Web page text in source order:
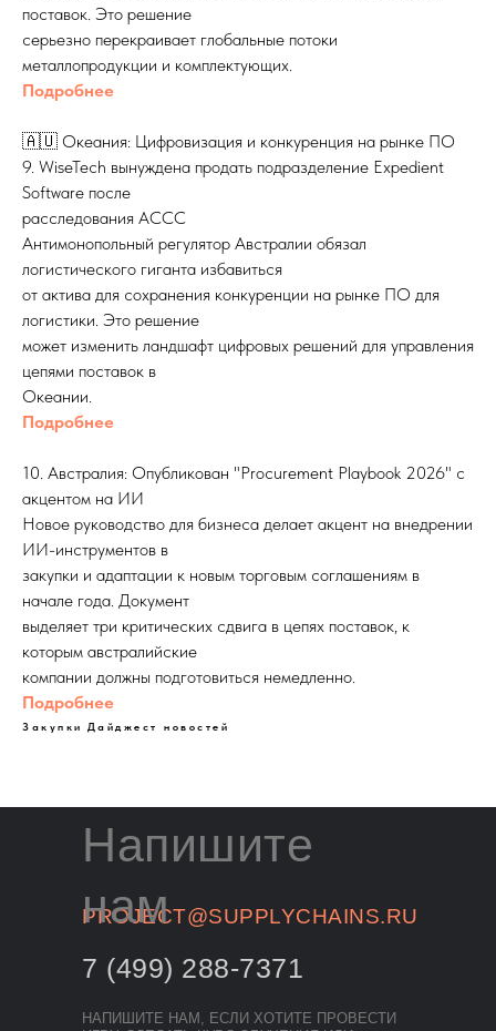
поставок. Это решение
серьезно перекраивает глобальные потоки
металлопродукции и комплектующих.
Подробнее
🇦🇺 Океания: Цифровизация и конкуренция на рынке ПО
9. WiseTech вынуждена продать подразделение Expedient
Software после
расследования ACCC
Антимонопольный регулятор Австралии обязал
логистического гиганта избавиться
от актива для сохранения конкуренции на рынке ПО для
логистики. Это решение
может изменить ландшафт цифровых решений для управления
цепями поставок в
Океании.
Подробнее
10. Австралия: Опубликован "Procurement Playbook 2026" с
акцентом на ИИ
Новое руководство для бизнеса делает акцент на внедрении
ИИ-инструментов в
закупки и адаптации к новым торговым соглашениям в
начале года. Документ
выделяет три критических сдвига в цепях поставок, к
которым австралийские
компании должны подготовиться немедленно.
Подробнее
Закупки Дайджест новостей
НАПИШИТЕ НАМ, ЕСЛИ ХОТИТЕ ПРОВЕСТИ
7 (499) 288-7371
PROJECT@SUPPLYCHAINS.RU
Напишите
нам